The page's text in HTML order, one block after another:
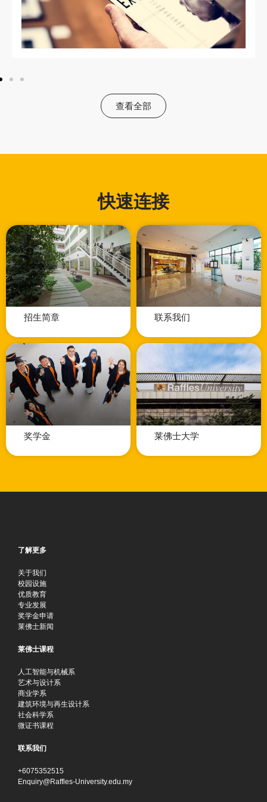
查看全部
快速连接
招生简章 联系我们
奖学金 莱佛士大学
了解更多
关于我们
校园设施
优质教育
专业发展
奖学金申请
莱佛士新闻
莱佛士课程
人工智能与机械系
艺术与设计系
商业学系
建筑环境与再生设计系
社会科学系
微证书课程
联系我们
+6075352515
Enquiry@Raffles-University.edu.my